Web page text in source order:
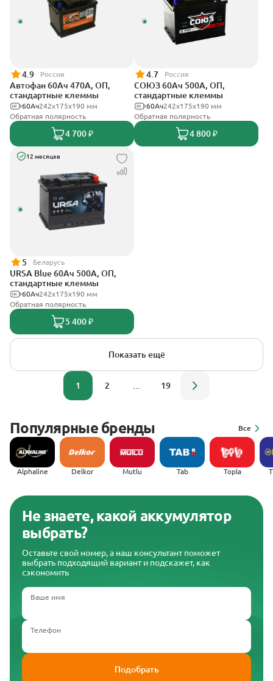
4.9 Россия
Автофан 60Ач 470А, ОП,
стандартные клеммы
242х175х190 мм
60Ач
Обратная полярность
4 700 ₽
4.7 Россия
СОЮЗ 60Ач 500А, ОП,
стандартные клеммы
242x175x190 мм
60Ач
Обратная полярность
4 800 ₽
12 месяцев
5 Беларусь
URSA Blue 60Ач 500А, ОП,
стандартные клеммы
242х175х190 мм
60Ач
Обратная полярность
5 400 ₽
Показать ещё
1 2 19
Популярные бренды Все
Alphaline Delkor Mutlu Tab Topla
Не знаете, какой аккумулятор
выбрать?
Оставьте свой номер, а наш консультант поможет
выбрать подходящий вариант и подскажет, как
сэкономить
Ваше имя
Телефон
Подобрать